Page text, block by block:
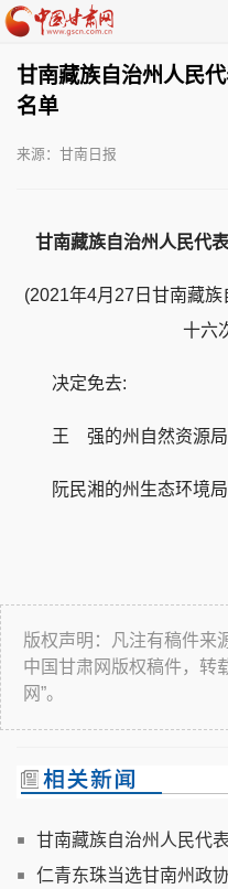
甘南藏族自治州人民
名单
来源：甘南日报
甘南藏族自治州人民代
(2021年4月27日甘南藏
十六
决定免去:
王 强的州自然资源局
阮民湘的州生态环境局
版权声明：凡注有稿件来
中国甘肃网版权稿件，转
网”。
甘南藏族自治州人民代
免名单
仁青东珠当选甘南州政